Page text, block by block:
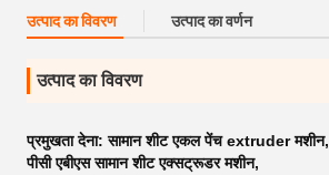
उत्पाद का विवरण उत्पाद का वर्णन
उत्पाद का विवरण
प्रमुखता देना:सामान शीट एकल पेंच extruder मशीन,
पीसी एबीएस सामान शीट एक्सट्रूडर मशीन,